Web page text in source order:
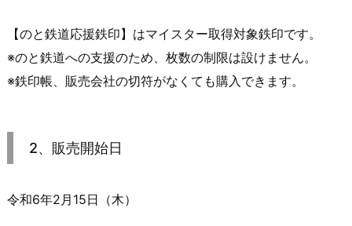
【のと鉄道応援鉄印】はマイスター取得対象鉄印です。
※のと鉄道への支援のため、枚数の制限は設けません。
※鉄印帳、販売会社の切符がなくても購入できます。
2、販売開始日
令和6年2月15日（木）